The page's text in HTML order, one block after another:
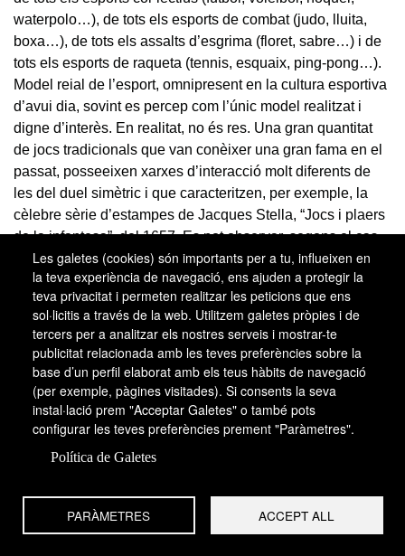
waterpolo…), de tots els esports de combat (judo, lluita,
boxa…), de tots els assalts d’esgrima (floret, sabre…) i de
tots els esports de raqueta (tennis, esquaix, ping-pong…).
Model reial de l’esport, omnipresent en la cultura esportiva
d’avui dia, sovint es percep com l’únic model realitzat i
digne d’interès. En realitat, no és res. Una gran quantitat
de jocs tradicionals que van conèixer una gran fama en el
passat, posseeixen xarxes d’interacció molt diferents de
les del duel simètric i que caracteritzen, per exemple, la
cèlebre sèrie d’estampes de Jacques Stella, “Jocs i plaers
de la infantesa”, del 1657. Es pot observar, segons el cas,
models originals del tipus:
duel d’equips asimètrics: l’ós, la xurra, la bola
caballera, la bandera…
duel asimètric d’individus:le quinet …
un contra tots: l’aranya, tocar i parar…
enfrontament de tres grups o més: els tres camps…
un equip contra els altres: l’ós i el seu guardià,
du pêcheur…
joc paradoxal en les relacions ambivalents: la pilota
asseguda, els tres camps, els quatre cantons…
Les galetes (cookies) són importants per a tu, influeixen en
la teva experiència de navegació, ens ajuden a protegir la
teva privacitat i permeten realitzar les peticions que ens
sol·licitis a través de la web. Utilitzem galetes pròpies i de
tercers per a analitzar els nostres serveis i mostrar-te
publicitat relacionada amb les teves preferències sobre la
base d’un perfil elaborat amb els teus hàbits de navegació
(per exemple, pàgines visitades). Si consents la seva
instal·lació prem "Acceptar Galetes" o també pots
configurar les teves preferències prement "Paràmetres".
Política de Galetes
PARÀMETRES ACCEPT ALL